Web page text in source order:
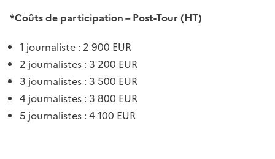
*Coûts de participation – Post-Tour (HT)
1 journaliste : 2 900 EUR
2 journalistes : 3 200 EUR
3 journalistes : 3 500 EUR
4 journalistes : 3 800 EUR
5 journalistes : 4 100 EUR